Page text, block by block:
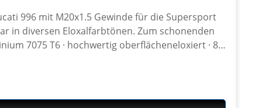
996 mit M20x1.5 Gewinde für die Supersport
Zum schonenden
7075 T6 · hochwertig oberflächeneloxiert · 8-
ie 2004 Ducati Supersport 1000 ie 2004
ie 2002 Ducati Supersport 750 ie 2001 Ducati
Ducati Supersport 750 ie 1999 Ducati